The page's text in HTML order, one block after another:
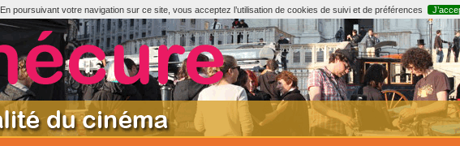
En poursuivant votre navigation sur ce site, vous acceptez l’utilisation de cookies de suivi et de préférences